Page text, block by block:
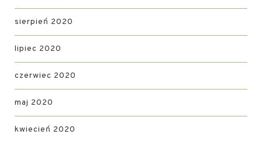
sierpień 2020
lipiec 2020
czerwiec 2020
maj 2020
kwiecień 2020